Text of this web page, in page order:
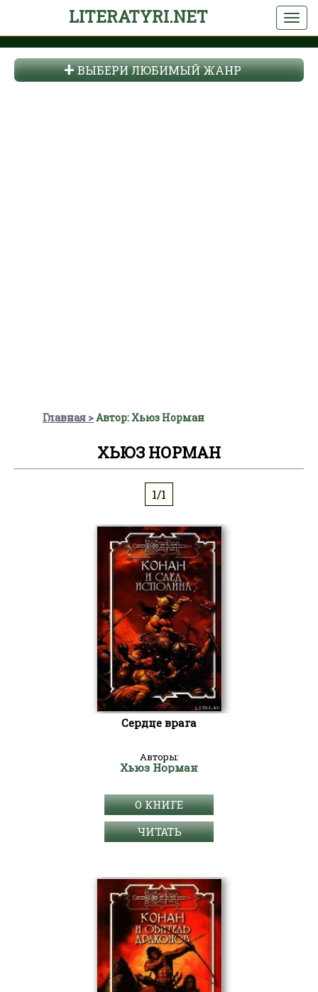
LITERATYRI.NET
ВЫБЕРИ ЛЮБИМЫЙ ЖАНР
Главная Автор: Хьюз Норман
ХЬЮЗ НОРМАН
1/1
Сердце врага
Авторы:
Хьюз Норман
О КНИГЕ
ЧИТАТЬ